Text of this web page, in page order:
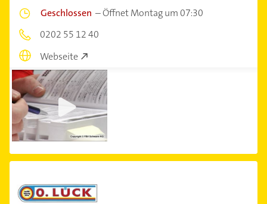
Geschlossen –Öffnet Montag um 07:30
0202 55 12 40
Webseite